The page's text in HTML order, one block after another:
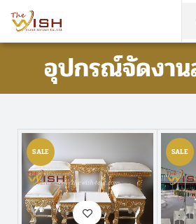
อุปกรณ์จัดงาน
SALE SALE